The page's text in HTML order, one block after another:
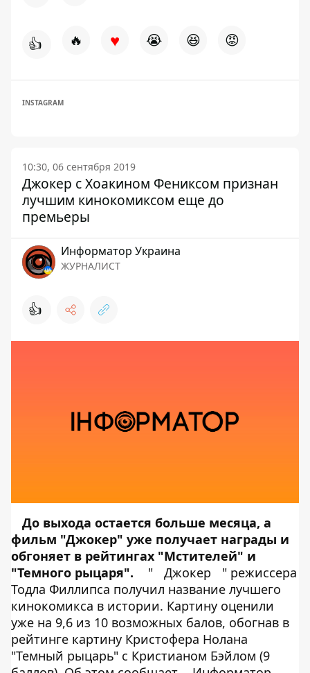
👍 🔥 ♥ 😭 😆 😡
INSTAGRAM
10:30, 06 сентября 2019
Джокер с Хоакином Фениксом признан
лучшим кинокомиксом еще до
премьеры
Информатор Украина
ЖУРНАЛИСТ
👍
До выхода остается больше месяца, а
фильм "Джокер" уже получает награды и
обгоняет в рейтингах "Мстителей" и
"Темного рыцаря".
" Джокер
" режиссера
Тодла Филлипса получил название лучшего
кинокомикса в истории. Картину оценили
уже на 9,6 из 10 возможных балов, обогнав в
рейтинге картину Кристофера Нолана
"Темный рыцарь" с Кристианом Бэйлом (9